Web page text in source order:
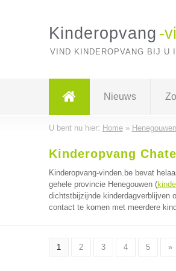
Kinderopvang -
VIND KINDEROPVANG BIJ U
Nieuws
U bent nu hier: Home» Henegouwen
Kinderopvang
Kinderopvang-vinden.be bevat
gehele provincie Henegouwen (
dichtstbijzijnde kinderdagverblijven
contact te komen met meerdere
1 2 3 4 5 »